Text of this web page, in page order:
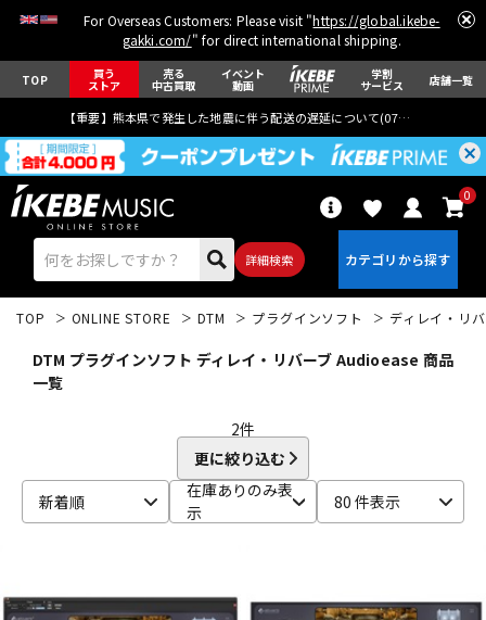
For Overseas Customers: Please visit "https://global.ikebe-
gakki.com/" for direct international shipping.
TOP 買う
ストア
売る
中古買取
イベント
動画
学割
サービス 店舗一覧
【重要】熊本県で発生した地震に伴う配送の遅延について(07月29日
詳細検索
0
ベース ウクレレ
ドラム
TOP ONLINE STORE DTM プラグインソフト ディレイ・リ
DTM プラグインソフト ディレイ・リバーブ Audioease 商品
一覧
2件
更に絞り込む
新着順
在庫ありのみ表
示
80 件表示